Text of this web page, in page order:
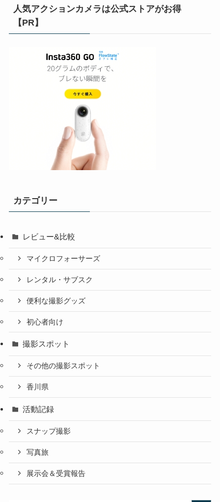
人気アクションカメラは公式ストアがお得
【PR】
カテゴリー
レビュー&比較
マイクロフォーサーズ
レンタル・サブスク
便利な撮影グッズ
初心者向け
撮影スポット
その他の撮影スポット
香川県
活動記録
スナップ撮影
写真旅
展示会＆受賞報告